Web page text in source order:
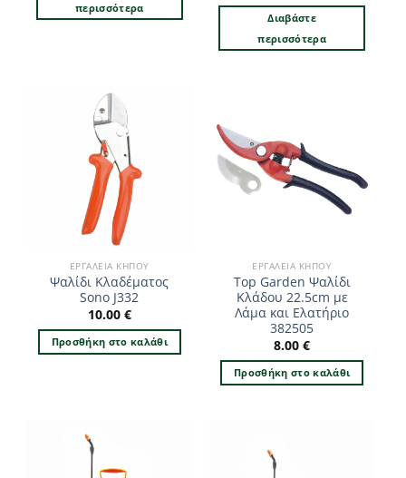
περισσότερα
Διαβάστε
περισσότερα
ΕΡΓΑΛΕΊΑ ΚΉΠΟΥ
Ψαλίδι Κλαδέματος
Sono J332
10.00 €
Προσθήκη στο καλάθι
ΕΡΓΑΛΕΊΑ ΚΉΠΟΥ
Top Garden Ψαλίδι
Κλάδου 22.5cm με
Λάμα και Ελατήριο
382505
8.00€
Προσθήκη στο καλάθι